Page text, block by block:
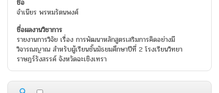
จำเนียร พรหมรัตนพงศ์
รายงานการวิจัย เรื่อง การพัฒนาหลักสูตรเสริมการคิดอย่างมี
วิจารณญาณ สำหรับผู้เรียนชั้นมัธยมศึกษาปีที่ 2 โรงเรียนวิทยา
ราษฎร์รังสรรค์ จังหวัดฉะเชิงเทรา